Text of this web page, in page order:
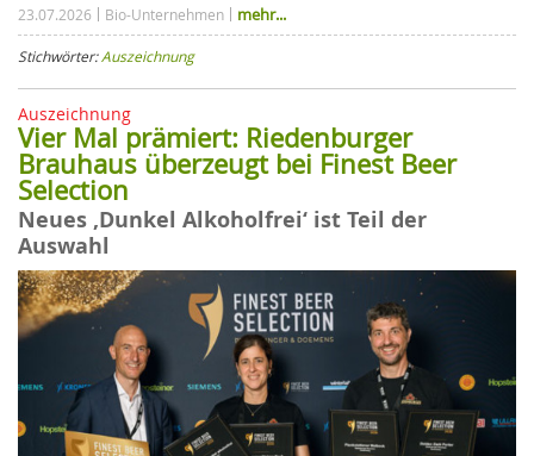
23.07.2026 Bio-Unternehmen mehr...
Stichwörter:Auszeichnung
Auszeichnung
Vier Mal prämiert: Riedenburger
Brauhaus überzeugt bei Finest Beer
Selection
Neues ‚Dunkel Alkoholfrei‘ ist Teil der
Auswahl